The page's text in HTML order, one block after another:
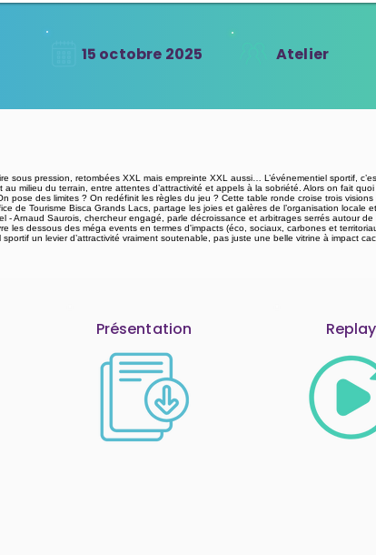
15 octobre 2025 Atelier
sous pression, retombées XXL mais empreinte XXL aussi… L’événementiel sportif,
au milieu du terrain, entre attentes d’attractivité et appels à la sobriété. Alors on fait
pose des limites ? On redéfinit les règles du jeu ? Cette table ronde croise trois
de Tourisme Bisca Grands Lacs, partage les joies et galères de l’organisation locale
- Arnaud Saurois, chercheur engagé, parle décroissance et arbitrages serrés autour de
les dessous des méga events en termes d'impacts (éco, sociaux, carbones et
sportif un levier d’attractivité vraiment soutenable, pas juste une belle vitrine à impact
Présentation Replay